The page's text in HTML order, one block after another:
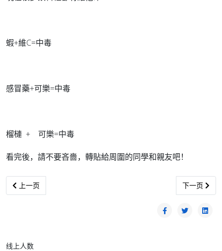
蝦+維C=中毒
感冒藥+可樂=中毒
榴槤 + 可樂=中毒
看完後，請不要吝嗇，轉貼給周圍的同學和親友吧！
上一篇文章: 好些煮过的水果胜过药
上一页 下一篇文章:
下一页
线上人数